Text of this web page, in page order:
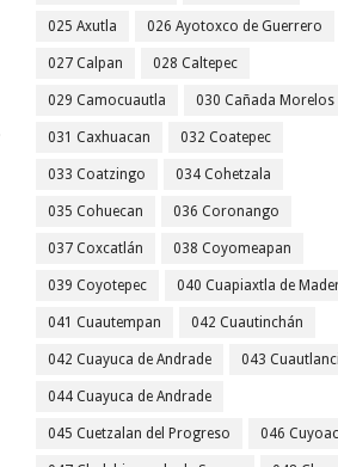
025 Axutla 026 Ayotoxco de Guerrero
027 Calpan 028 Caltepec
029 Camocuautla 030 Cañada Morelos
031 Caxhuacan 032 Coatepec
033 Coatzingo 034 Cohetzala
035 Cohuecan 036 Coronango
037 Coxcatlán 038 Coyomeapan
039 Coyotepec 040 Cuapiaxtla de
041 Cuautempan 042 Cuautinchán
042 Cuayuca de Andrade 043
044 Cuayuca de Andrade
045 Cuetzalan del Progreso 046